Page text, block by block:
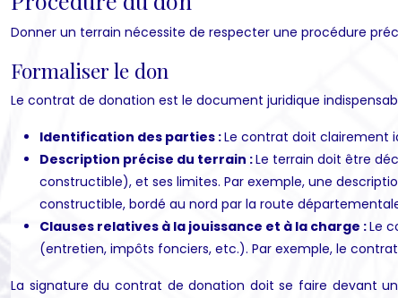
Donner un terrain nécessite de respecter une procédure
Formaliser le don
Le contrat de donation est le document juridique
Identification des parties :Le contrat doit clairement
Description précise du terrain :Le terrain doit être
constructible), et ses limites. Par exemple, une
constructible, bordé au nord par la route
Clauses relatives à la jouissance et à la charge :Le
(entretien, impôts fonciers, etc.). Par exemple, le
La signature du contrat de donation doit se faire devant